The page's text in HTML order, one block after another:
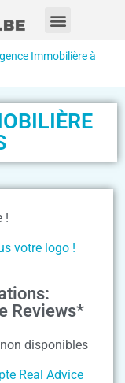
Immobilière à
!
votre logo !
Reviews*
disponibles
Real Advice